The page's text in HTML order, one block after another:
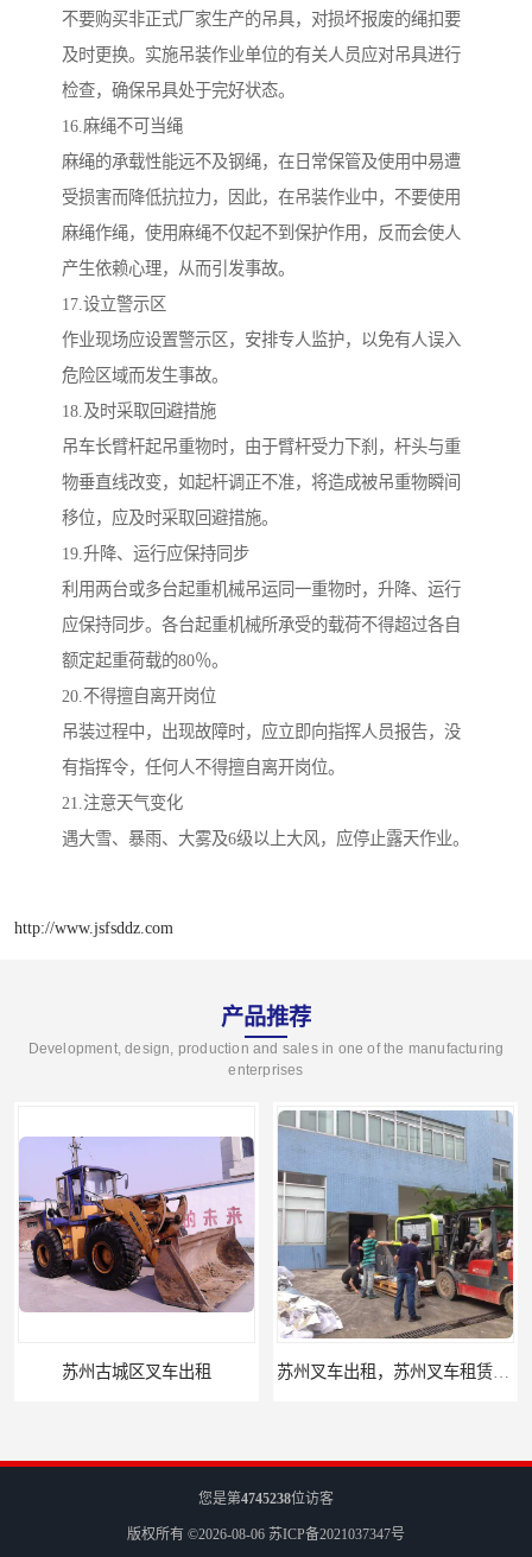
不要购买非正式厂家生产的吊具，对损坏报废的绳扣要
及时更换。实施吊装作业单位的有关人员应对吊具进行
检查，确保吊具处于完好状态。
16.麻绳不可当绳
麻绳的承载性能远不及钢绳，在日常保管及使用中易遭
受损害而降低抗拉力，因此，在吊装作业中，不要使用
麻绳作绳，使用麻绳不仅起不到保护作用，反而会使人
产生依赖心理，从而引发事故。
17.设立警示区
作业现场应设置警示区，安排专人监护，以免有人误入
危险区域而发生事故。
18.及时采取回避措施
吊车长臂杆起吊重物时，由于臂杆受力下刹，杆头与重
物垂直线改变，如起杆调正不准，将造成被吊重物瞬间
移位，应及时采取回避措施。
19.升降、运行应保持同步
利用两台或多台起重机械吊运同一重物时，升降、运行
应保持同步。各台起重机械所承受的载荷不得超过各自
额定起重荷载的80％。
20.不得擅自离开岗位
吊装过程中，出现故障时，应立即向指挥人员报告，没
有指挥令，任何人不得擅自离开岗位。
21.注意天气变化
遇大雪、暴雨、大雾及6级以上大风，应停止露天作业。
http://www.jsfsddz.com
产品推荐
Development, design, production and sales in one of the manufacturing
enterprises
您是第4745238位访客
版权所有 ©2026-08-06 苏ICP备2021037347号